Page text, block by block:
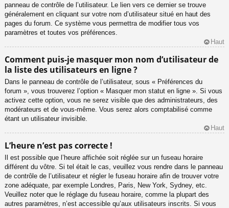
panneau de contrôle de l’utilisateur. Le lien vers ce dernier se trouve
généralement en cliquant sur votre nom d’utilisateur situé en haut des
pages du forum. Ce système vous permettra de modifier tous vos
paramètres et toutes vos préférences.
Haut
Comment puis-je masquer mon nom d’utilisateur de
la liste des utilisateurs en ligne ?
Dans le panneau de contrôle de l’utilisateur, sous « Préférences du
forum », vous trouverez l’option « Masquer mon statut en ligne ». Si vous
activez cette option, vous ne serez visible que des administrateurs, des
modérateurs et de vous-même. Vous serez alors comptabilisé comme
étant un utilisateur invisible.
Haut
L’heure n’est pas correcte !
Il est possible que l’heure affichée soit réglée sur un fuseau horaire
différent du vôtre. Si tel était le cas, veuillez vous rendre dans le panneau
de contrôle de l’utilisateur et régler le fuseau horaire afin de trouver votre
zone adéquate, par exemple Londres, Paris, New York, Sydney, etc.
Veuillez noter que le réglage du fuseau horaire, comme la plupart des
autres paramètres, n’est accessible qu’aux utilisateurs inscrits. Si vous